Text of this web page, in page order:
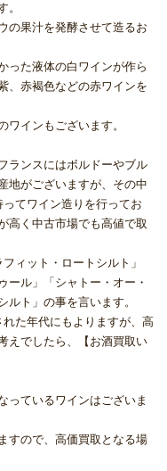
。
の果汁を発酵させて造るお
った液体の白ワインが作ら
、赤褐色などの赤ワインを
ワインもございます。
ランスにはボルドーやブル
地がございますが、その中
てワイン造りを行ってお
高く中古市場でも高値で取
ィット・ロートシルト」
ール」「シャトー・オー・
ルト」の事を言います。
た年代にもよりますが、高
えでしたら、【お酒買取い
っているワインはございま
すので、高価買取となる場